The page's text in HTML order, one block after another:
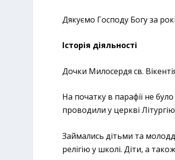
Дякуємо Господу Богу за
Історія діяльності
Дочки Милосердя св.
На початку в парафії не
проводили у церкві
Займались дітьми та
релігію у школі. Діти, а